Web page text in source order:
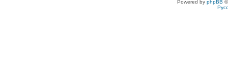
Powered by phpBB